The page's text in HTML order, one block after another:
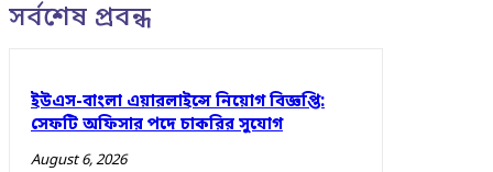
সর্বশেষ প্রবন্ধ
ইউএস-বাংলা এয়ারলাইন্সে নিয়োগ বিজ্ঞপ্তি:
সেফটি অফিসার পদে চাকরির সুযোগ
August 6, 2026